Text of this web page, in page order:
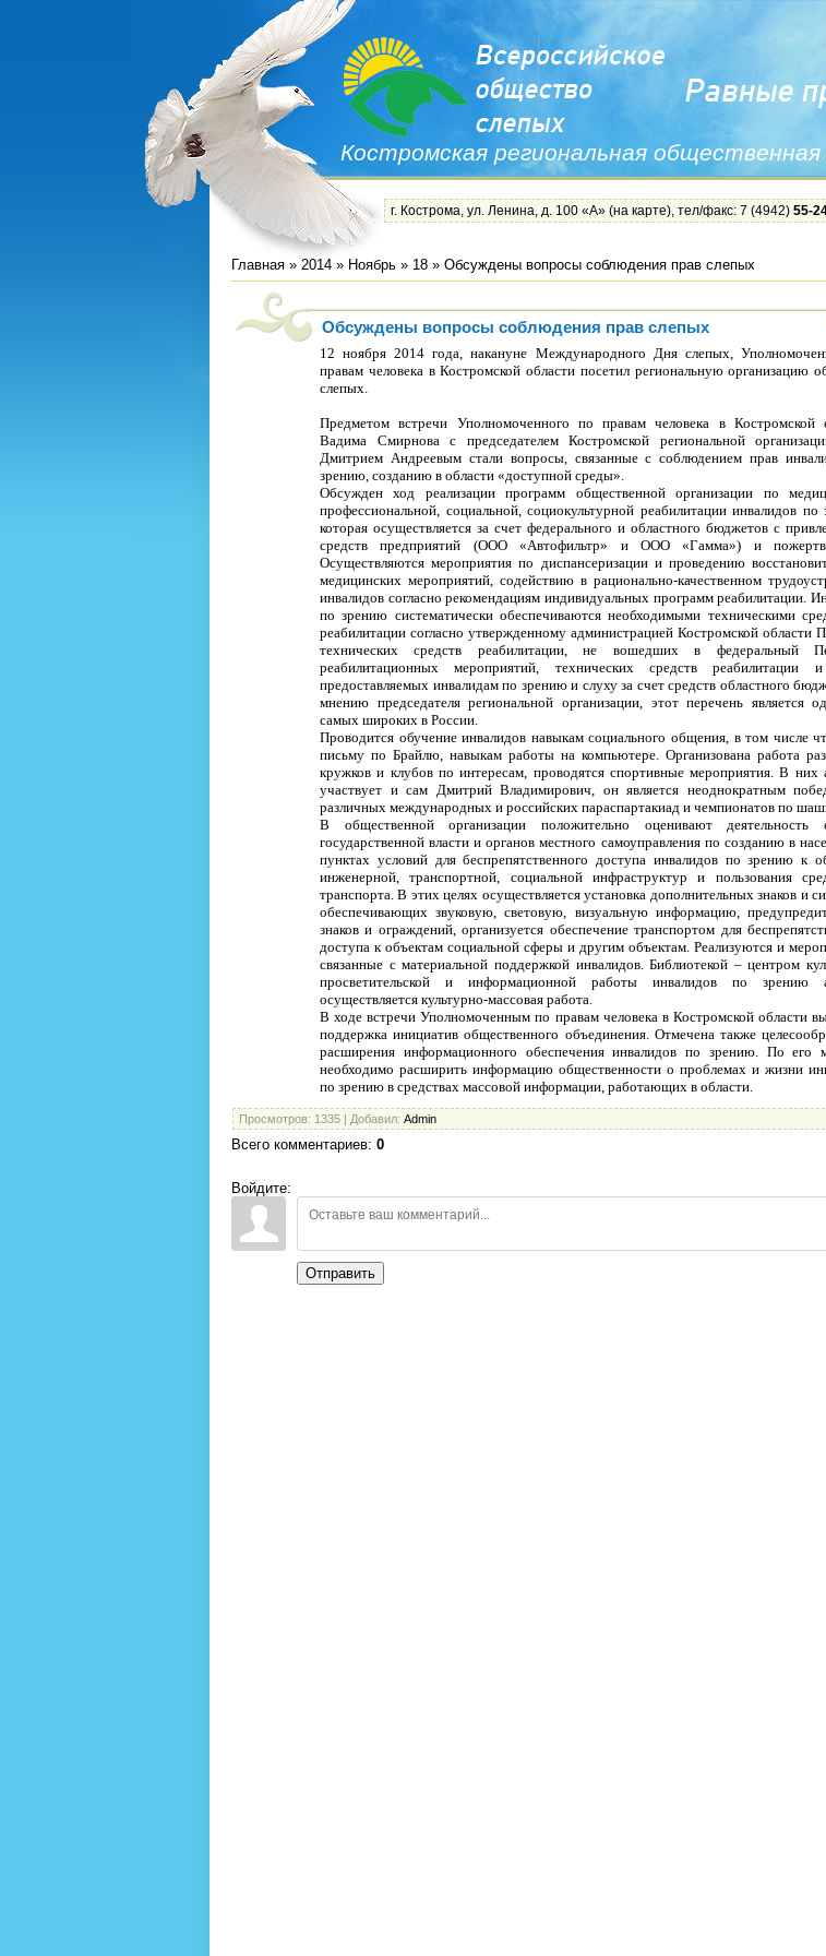
Костромская региональная
г. Кострома, ул. Ленина, д. 100 «А» (на карте), тел/факс: 7 (4942) 55-
Главная » 2014 » Ноябрь » 18 » Обсуждены вопросы соблюдения прав слепых
Обсуждены вопросы соблюдения прав слепых
12 ноября 2014 года, накануне Международного Дня слепых,
правам человека в Костромской области посетил региональную организацию
слепых.
Предметом встречи Уполномоченного по правам человека в Костромской
Вадима Смирнова с председателем Костромской региональной
Дмитрием Андреевым стали вопросы, связанные с соблюдением прав
зрению, созданию в области «доступной среды».
Обсужден ход реализации программ общественной организации по
профессиональной, социальной, социокультурной реабилитации инвалидов по
которая осуществляется за счет федерального и областного бюджетов с
средств предприятий (ООО «Автофильтр» и ООО «Гамма») и
Осуществляются мероприятия по диспансеризации и проведению
медицинских мероприятий, содействию в рационально-качественном
инвалидов согласно рекомендациям индивидуальных программ реабилитации.
по зрению систематически обеспечиваются необходимыми техническими
реабилитации согласно утвержденному администрацией Костромской области
технических средств реабилитации, не вошедших в федеральный
реабилитационных мероприятий, технических средств реабилитации
предоставляемых инвалидам по зрению и слуху за счет средств областного
мнению председателя региональной организации, этот перечень является
самых широких в России.
Проводится обучение инвалидов навыкам социального общения, в том числе
письму по Брайлю, навыкам работы на компьютере. Организована работа
кружков и клубов по интересам, проводятся спортивные мероприятия. В них
участвует и сам Дмитрий Владимирович, он является неоднократным
различных международных и российских параспартакиад и чемпионатов по
В общественной организации положительно оценивают деятельность
государственной власти и органов местного самоуправления по созданию в
пунктах условий для беспрепятственного доступа инвалидов по зрению к
инженерной, транспортной, социальной инфраструктур и пользования
транспорта. В этих целях осуществляется установка дополнительных знаков и
обеспечивающих звуковую, световую, визуальную информацию,
знаков и ограждений, организуется обеспечение транспортом для
доступа к объектам социальной сферы и другим объектам. Реализуются и
связанные с материальной поддержкой инвалидов. Библиотекой – центром
просветительской и информационной работы инвалидов по зрению
осуществляется культурно-массовая работа.
В ходе встречи Уполномоченным по правам человека в Костромской области
поддержка инициатив общественного объединения. Отмечена также
расширения информационного обеспечения инвалидов по зрению. По его
необходимо расширить информацию общественности о проблемах и жизни
по зрению в средствах массовой информации, работающих в области.
Просмотров: 1335 | Добавил: Admin
Всего комментариев: 0
Войдите:
Отправить